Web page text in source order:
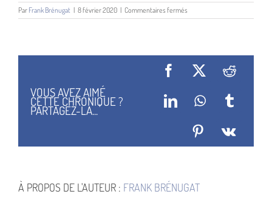
Par Frank Brénugat | 8 février 2020 | Commentaires ferméssur
Sébastien
VOUS AVEZ AIMÉ
CETTE CHRONIQUE ?
PARTAGEZ-LA...
Facebook
X Reddit
LinkedInWhatsApp
Tumblr
Pinterest
Vk
À PROPOS DE L'AUTEUR : FRANK BRÉNUGAT